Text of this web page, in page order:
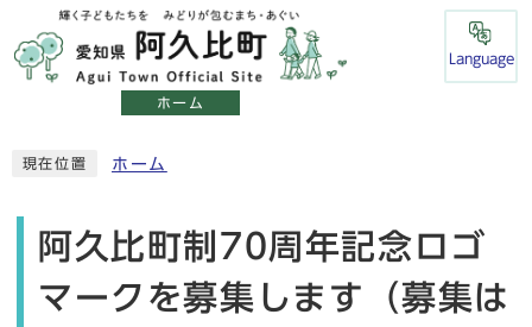
ホーム
Language
現在位置 ホーム
阿久比町制70周年記念ロゴ
マークを募集します（募集は